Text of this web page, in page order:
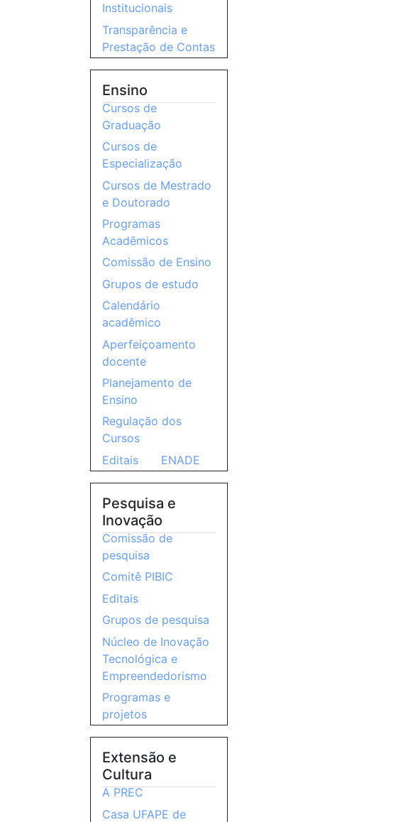
Institucionais
Transparência e
Prestação de Contas
Ensino
Cursos de
Graduação
Cursos de
Especialização
Cursos de Mestrado
e Doutorado
Programas
Acadêmicos
Comissão de Ensino
Grupos de estudo
Calendário
acadêmico
Aperfeiçoamento
docente
Planejamento de
Ensino
Regulação dos
Cursos
Editais
ENADE
Pesquisa e
Inovação
Comissão de
pesquisa
Comitê PIBIC
Editais
Grupos de pesquisa
Núcleo de Inovação
Tecnológica e
Empreendedorismo
Programas e
projetos
Extensão e
Cultura
A PREC
Casa UFAPE de